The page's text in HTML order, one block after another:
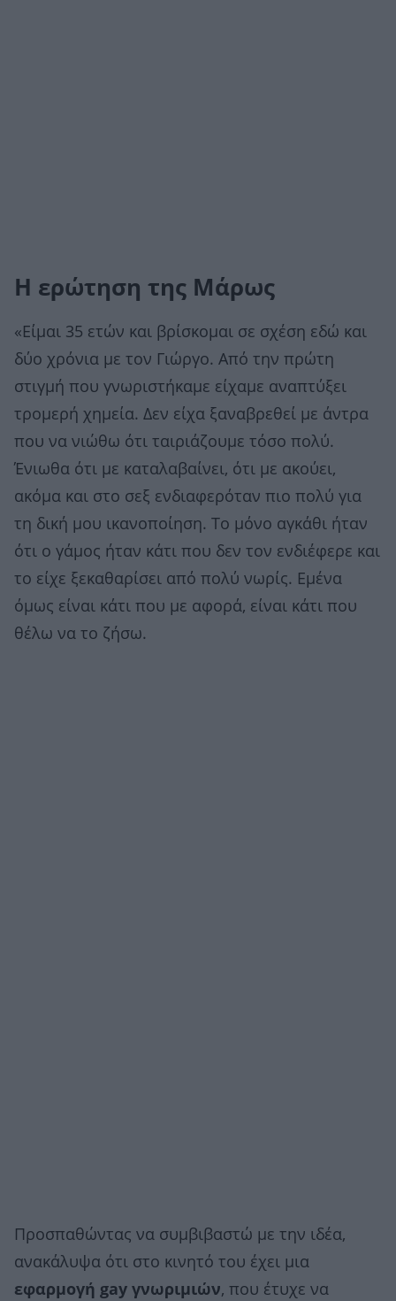
Η ερώτηση της Μάρως
«Είμαι 35 ετών και βρίσκομαι σε σχέση εδώ και
δύο χρόνια με τον Γιώργο. Από την πρώτη
στιγμή που γνωριστήκαμε είχαμε αναπτύξει
τρομερή χημεία. Δεν είχα ξαναβρεθεί με άντρα
που να νιώθω ότι ταιριάζουμε τόσο πολύ.
Ένιωθα ότι με καταλαβαίνει, ότι με ακούει,
ακόμα και στο σεξ ενδιαφερόταν πιο πολύ για
τη δική μου ικανοποίηση. Το μόνο αγκάθι ήταν
ότι ο γάμος ήταν κάτι που δεν τον ενδιέφερε και
το είχε ξεκαθαρίσει από πολύ νωρίς. Εμένα
όμως είναι κάτι που με αφορά, είναι κάτι που
θέλω να το ζήσω.
Προσπαθώντας να συμβιβαστώ με την ιδέα,
ανακάλυψα ότι στο κινητό του έχει μια
εφαρμογή gay γνωριμιών, που έτυχε να